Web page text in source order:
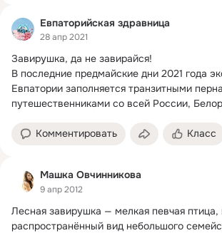
Евпаторийская здравница
28 апр 2021
Завирушка, да не завирайся!
В последние предмайские дни 2021 года
Евпатории заполняется транзитными
путешественниками со всей России,
Комментировать Класс
Машка Овчинникова
9 апр 2012
Лесная завирушка — мелкая певчая
распространённый вид небольшого